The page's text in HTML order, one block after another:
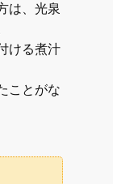
は、光泉
ける煮汁
ことがな